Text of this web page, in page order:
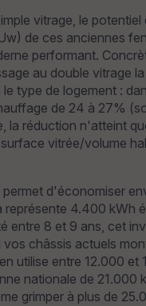
vitrage, le
de ces anciennes
performant.
au double vitrage
type de logement :
de 24 à 27%
la réduction n'atteint
vitrée/volume
d'économiser
4.400 kWh
entre 8 et 9 ans, cet
châssis actuels
utilise entre 12.000 et
nationale de 21.000
grimper à plus de